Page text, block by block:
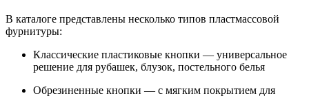
В каталоге представлены несколько типов пластмассовой
фурнитуры:
Классические пластиковые кнопки — универсальное
решение для рубашек, блузок, постельного белья
Обрезиненные кнопки — с мягким покрытием для